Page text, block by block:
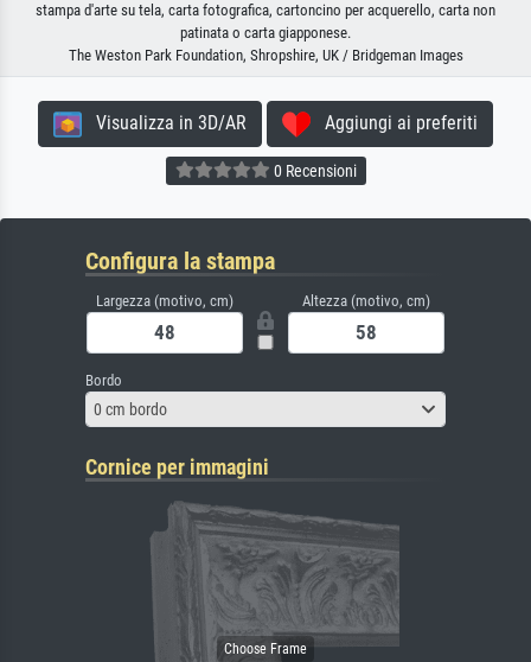
stampa d'arte su tela, carta fotografica, cartoncino per acquerello, carta non
patinata o carta giapponese.
The Weston Park Foundation, Shropshire, UK / Bridgeman Images
Visualizza in 3D/AR Aggiungi ai preferiti
0 Recensioni
Configura la stampa
Largezza (motivo, cm) Altezza (motivo, cm)
Bordo
0 cm bordo
Cornice per immagini